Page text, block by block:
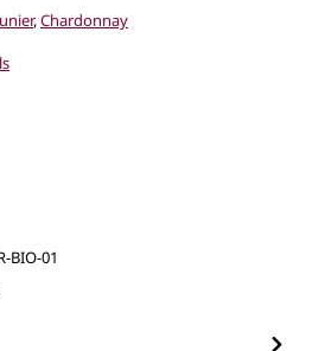
,Chardonnay
BIO-01